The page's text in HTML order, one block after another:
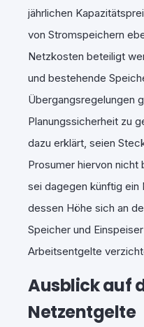
jährlichen
von Stromspeichern
Netzkosten beteiligt
und bestehende
Übergangsregelungen
Planungssicherheit zu
dazu erklärt, seien
Prosumer hiervon nicht
sei dagegen künftig
dessen Höhe sich an
Speicher und
Arbeitsentgelte
Ausblick auf
Netzentgelte